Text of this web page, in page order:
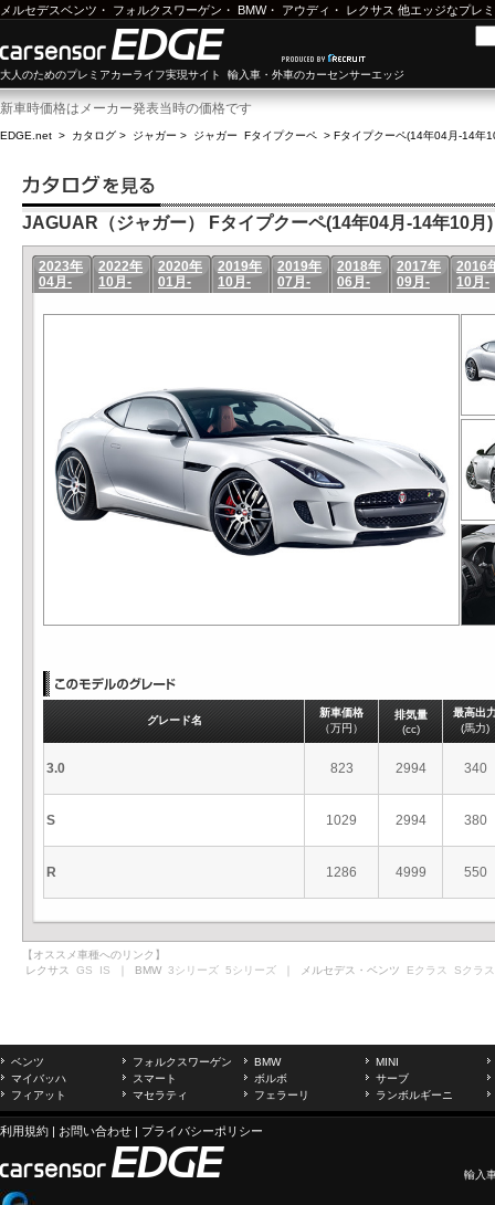
メルセデスベンツ ・ フォルクスワーゲン ・ BMW・ アウディ ・ レクサス 他エッジなプレ
大人のためのプレミアカーライフ実現サイト 輸入車・外車のカーセンサーエッジ
新車時価格はメーカー発表当時の価格です
EDGE.net > カタログ > ジャガー > ジャガー Fタイプクーペ > Fタイプクーペ(14年04月-14年
JAGUAR（ジャガー） Fタイプクーペ(14年04月-14年10月)
2023年
04月-
2022年
10月-
2020年
01月-
2019年
10月-
2019年
07月-
2018年
06月-
2017年
09月-
2016
10月-
グレード名
新車価格
（万円）
排気量
(cc)
最高出
(馬力)
3.0 823 2994 340
S 1029 2994 380
R 1286 4999 550
【オススメ車種へのリンク】
レクサス GS IS ｜ BMW 3シリーズ 5シリーズ ｜ メルセデス・ベンツ Eクラス Sクラス
ベンツ フォルクスワーゲン BMW
MINI
マイバッハ
スマート ボルボ
サーブ
フィアット
マセラティ フェラーリ ランボルギーニ
利用規約 | お問い合わせ | プライバシーポリシー
輸入